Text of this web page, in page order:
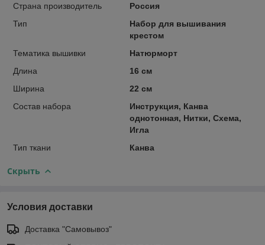
Страна производитель
Россия
Тип
Набор для вышивания
крестом
Тематика вышивки
Натюрморт
Длина
16 см
Ширина
22 см
Состав набора
Инструкция, Канва
однотонная, Нитки, Схема,
Игла
Тип ткани
Канва
Скрыть
Условия доставки
Доставка "Самовывоз"